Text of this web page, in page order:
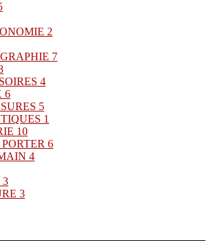
2
7
4
6
5
1
10
6
4
3
3